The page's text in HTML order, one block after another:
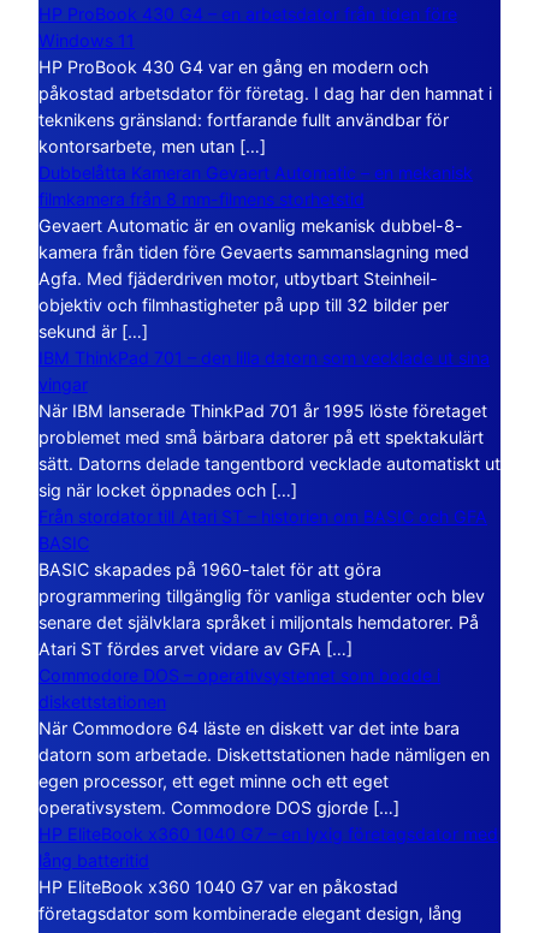
HP ProBook 430 G4 – en arbetsdator från tiden före
Windows 11
HP ProBook 430 G4 var en gång en modern och
påkostad arbetsdator för företag. I dag har den hamnat i
teknikens gränsland: fortfarande fullt användbar för
kontorsarbete, men utan […]
Dubbelåtta Kameran Gevaert Automatic – en mekanisk
filmkamera från 8 mm-filmens storhetstid
Gevaert Automatic är en ovanlig mekanisk dubbel-8-
kamera från tiden före Gevaerts sammanslagning med
Agfa. Med fjäderdriven motor, utbytbart Steinheil-
objektiv och filmhastigheter på upp till 32 bilder per
sekund är […]
IBM ThinkPad 701 – den lilla datorn som vecklade ut sina
vingar
När IBM lanserade ThinkPad 701 år 1995 löste företaget
problemet med små bärbara datorer på ett spektakulärt
sätt. Datorns delade tangentbord vecklade automatiskt ut
sig när locket öppnades och […]
Från stordator till Atari ST – historien om BASIC och GFA
BASIC
BASIC skapades på 1960-talet för att göra
programmering tillgänglig för vanliga studenter och blev
senare det självklara språket i miljontals hemdatorer. På
Atari ST fördes arvet vidare av GFA […]
Commodore DOS – operativsystemet som bodde i
diskettstationen
När Commodore 64 läste en diskett var det inte bara
datorn som arbetade. Diskettstationen hade nämligen en
egen processor, ett eget minne och ett eget
operativsystem. Commodore DOS gjorde […]
HP EliteBook x360 1040 G7 – en lyxig företagsdator med
lång batteritid
HP EliteBook x360 1040 G7 var en påkostad
företagsdator som kombinerade elegant design, lång